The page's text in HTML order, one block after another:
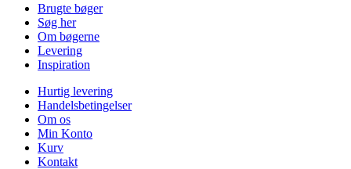
Brugte bøger
Søg her
Om bøgerne
Levering
Inspiration
Hurtig levering
Handelsbetingelser
Om os
Min Konto
Kurv
Kontakt